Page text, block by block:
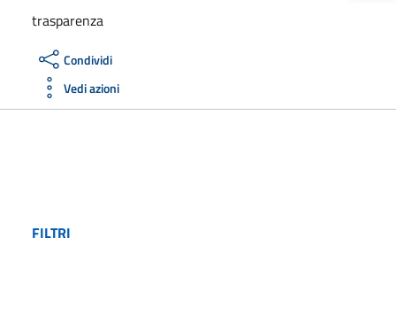
trasparenza
Condividi
Vedi azioni
FILTRI